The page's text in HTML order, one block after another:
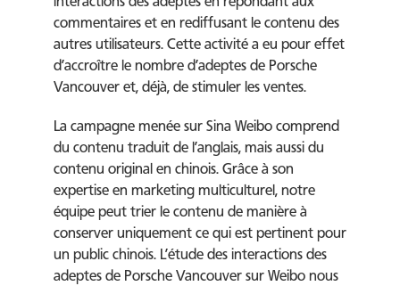
commentaires et en rediffusant le contenu des
autres utilisateurs. Cette activité a eu pour effet
d’accroître le nombre d’adeptes de Porsche
Vancouver et, déjà, de stimuler les ventes.
La campagne menée sur Sina Weibo comprend
du contenu traduit de l’anglais, mais aussi du
contenu original en chinois. Grâce à son
expertise en marketing multiculturel, notre
équipe peut trier le contenu de manière à
conserver uniquement ce qui est pertinent pour
un public chinois. L’étude des interactions des
adeptes de Porsche Vancouver sur Weibo nous